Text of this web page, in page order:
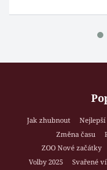
Jak zhubnout
Změna času
ZOO Nové začátky
Volby 2025
Svařené